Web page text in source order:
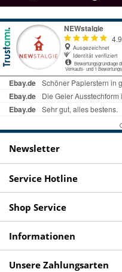
ab € 69 Bestellwert seit 98 Jahren
Newsletter
Service Hotline
Shop Service
Informationen
Unsere Zahlungsarten